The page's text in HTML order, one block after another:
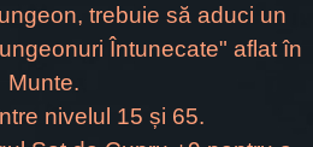
trebuie să aduci un
Întunecate" aflat în
Munte.
nivelul 15 și 65.